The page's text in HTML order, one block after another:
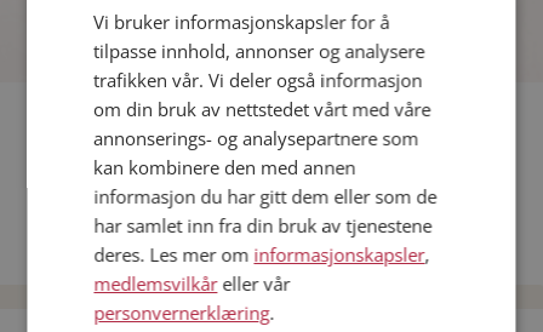
Fler single
Date menn i Norge
Date kvinner i Norge
Vi bruker informasjonskapsler for å
tilpasse innhold, annonser og analysere
trafikken vår. Vi deler også informasjon
om din bruk av nettstedet vårt med våre
annonserings- og analysepartnere som
kan kombinere den med annen
informasjon du har gitt dem eller som de
har samlet inn fra din bruk av tjenestene
deres. Les mer om informasjonskapsler,
medlemsvilkåreller vår
personvernerklæring.